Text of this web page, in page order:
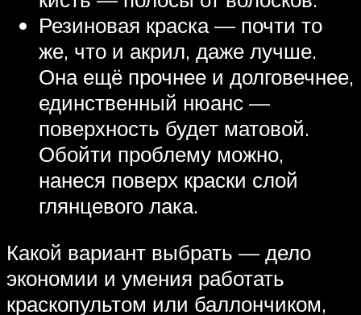
Резиновая краска — почти то
же, что и акрил, даже лучше.
Она ещё прочнее и долговечнее,
единственный нюанс —
поверхность будет матовой.
Обойти проблему можно,
нанеся поверх краски слой
глянцевого лака.
Какой вариант выбрать — дело
экономии и умения работать
краскопультом или баллончиком,